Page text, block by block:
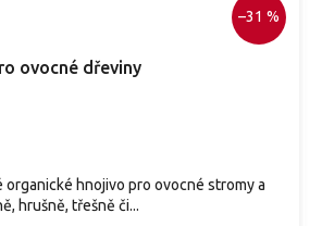
–31 %
ovocné dřeviny
organické hnojivo pro ovocné stromy a
hrušně, třešně či...